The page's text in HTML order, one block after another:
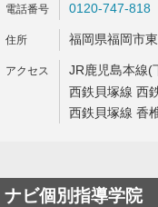
0120-747-818
福岡県福岡市
JR鹿児島本線(
西鉄貝塚線 西
西鉄貝塚線 香
ナビ個別指導学院